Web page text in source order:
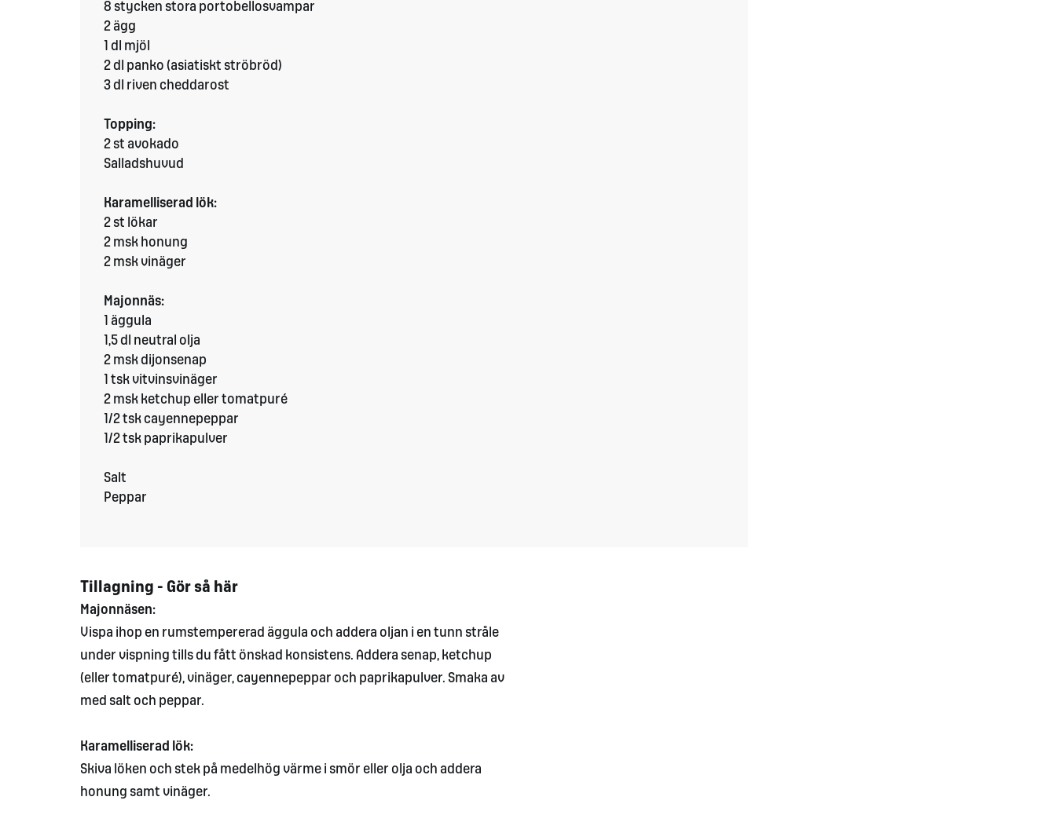
8 stycken stora portobellosvampar
2 ägg
1 dl mjöl
2 dl panko (asiatiskt ströbröd)
3 dl riven cheddarost
Topping:
2 st avokado
Salladshuvud
​Karamelliserad lök:
2 st lökar
2 msk honung
2 msk vinäger
Majonnäs:
1 äggula
1,5 dl neutral olja
2 msk dijonsenap
1 tsk vitvinsvinäger
2 msk ketchup eller tomatpuré
1/2 tsk cayennepeppar
1/2 tsk paprikapulver
Salt
Peppar
Tillagning - Gör så här
Majonnäsen:
Vispa ihop en rumstempererad äggula och addera oljan i en tunn stråle
under vispning tills du fått önskad konsistens. Addera senap, ketchup
(eller tomatpuré), vinäger, cayennepeppar och paprikapulver. Smaka av
med salt och peppar.
Karamelliserad lök:
Skiva löken och stek på medelhög värme i smör eller olja och addera
honung samt vinäger.